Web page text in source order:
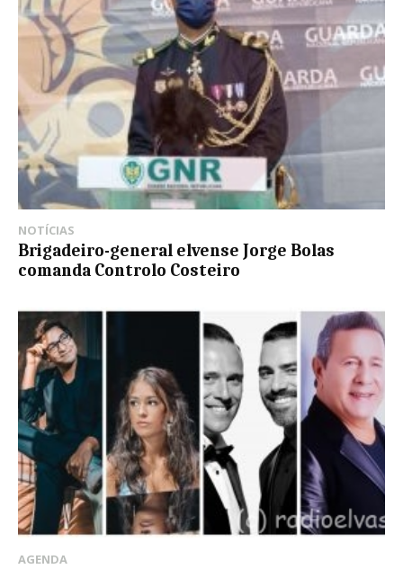
NOTÍCIAS
Brigadeiro-general elvense Jorge Bolas
comanda Controlo Costeiro
AGENDA